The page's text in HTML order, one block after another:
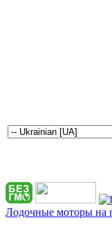
Лодочные моторы на